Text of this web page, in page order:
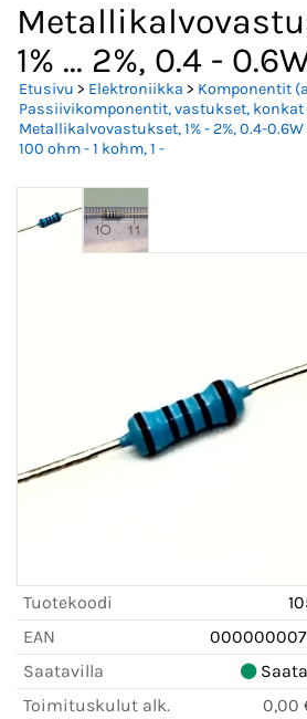
1% ... 2%, 0.4 -
Etusivu > Elektroniikka > Komponentit
Passiivikomponentit, vastukset, konkat
Metallikalvovastukset, 1% - 2%, 0.4-0.6W
100 ohm - 1 kohm, 1 -
Tuotekoodi
EAN
Saatavilla
Toimituskulut alk.
0,00